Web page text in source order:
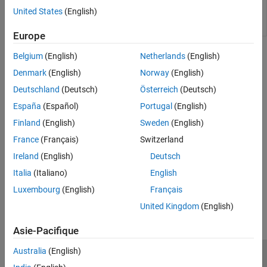
Kirk Model
Heston Model
Haug, Haug, Margrabe Model
Turnbull-Wakeman Model
Levy Model
Conze-Viswanathan and Goldman-Sosin-
Gatto Models
Barone-Adesi-Whaley Model
asiansensbykv
geometric Asian options using Kemna-Vorst
Topics
Pricing Asian Options
This example shows how to price a European Asian option using
six methods in the Financial Instruments Toolbox™.
Supported Equity Derivative Functions
Equity derivative instrument functions supported by Financial
Instruments Toolbox™.
How useful was this information?
United States (English)
Europe
Belgium (English)
Denmark (English)
Deutschland (Deutsch)
España (Español)
Finland (English)
France (Français)
Ireland (English)
Italia (Italiano)
Luxembourg (English)
Netherlands(English)
Norway(English)
Österreich (Deutsch)
Portugal (English)
Sweden (English)
Switzerland
Deutsch
English
Français
United Kingdom(English)
Asie-Pacifique
Australia (English)